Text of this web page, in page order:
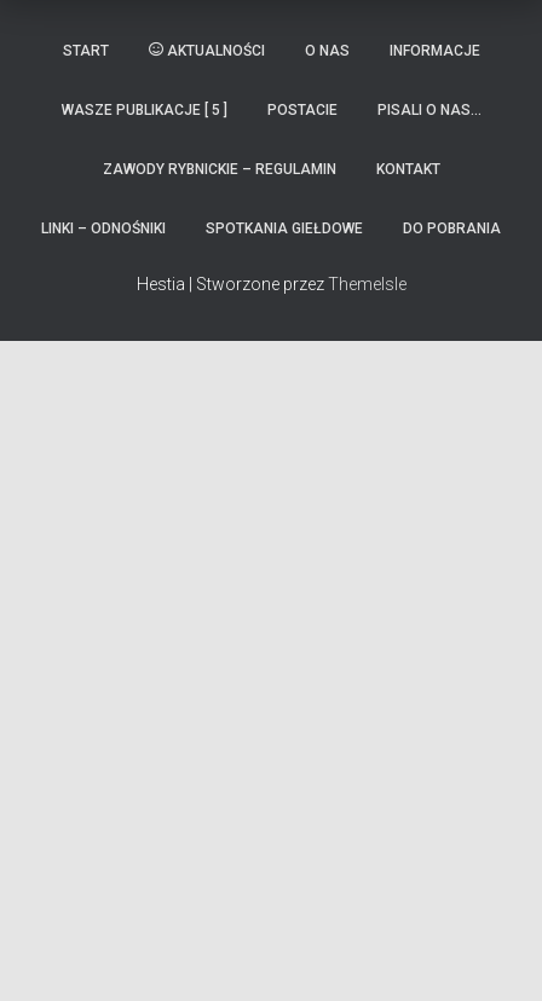
START AKTUALNOŚCI O NAS INFORMACJE
WASZE PUBLIKACJE [ 5 ] POSTACIE PISALI O NAS…
ZAWODY RYBNICKIE – REGULAMIN KONTAKT
LINKI – ODNOŚNIKI SPOTKANIA GIEŁDOWE DO POBRANIA
Hestia | Stworzone przezThemeIsle